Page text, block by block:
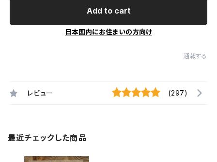
Add to cart
日本国内にお住まいの方向け
通報する
レビュー (297)
最近チェックした商品